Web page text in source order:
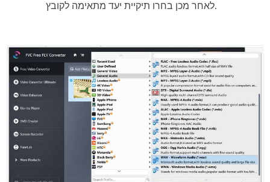
לאחר מכן בחרו תיקיית יעד מתאימה לקובץ.